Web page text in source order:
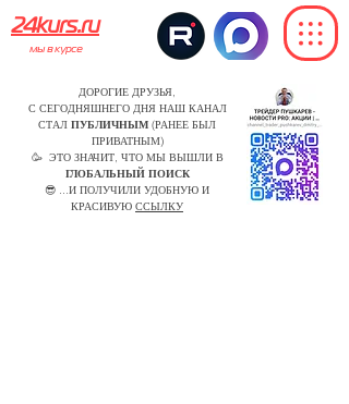
24kurs.ru
мы в курсе
ДОРОГИЕ ДРУЗЬЯ,
С СЕГОДНЯШНЕГО ДНЯ НАШ КАНАЛ
СТАЛ ПУБЛИЧНЫМ (РАНЕЕ БЫЛ
ПРИВАТНЫМ)
🥳 ЭТО ЗНАЧИТ, ЧТО МЫ ВЫШЛИ В
ГЛОБАЛЬНЫЙ ПОИСК
😎 ...И ПОЛУЧИЛИ УДОБНУЮ И
КРАСИВУЮ ССЫЛКУ